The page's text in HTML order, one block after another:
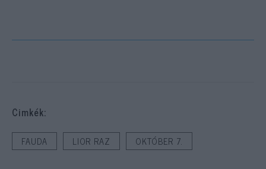
Cimkék:
FAUDA LIOR RAZ OKTÓBER 7.